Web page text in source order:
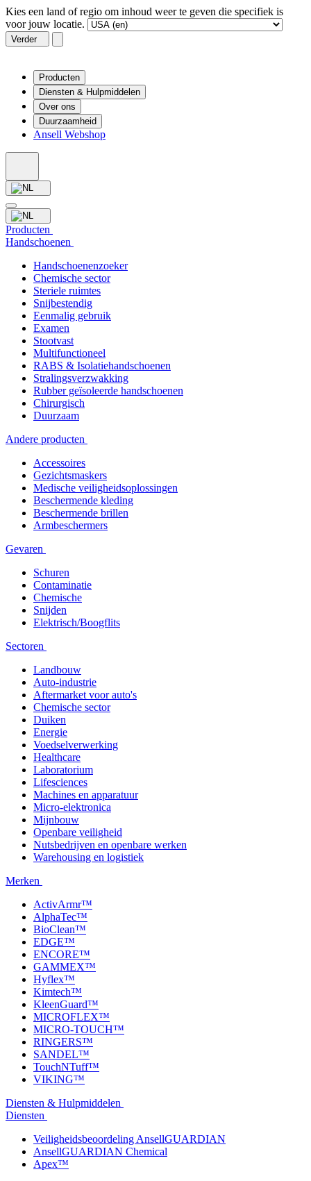
Kies een land of regio om inhoud weer te geven die specifiek is
voor jouw locatie.
Verder
Producten
Diensten & Hulpmiddelen
Over ons
Duurzaamheid
Ansell Webshop
Producten
Handschoenen
Handschoenenzoeker
Chemische sector
Steriele ruimtes
Snijbestendig
Eenmalig gebruik
Examen
Stootvast
Multifunctioneel
RABS & Isolatiehandschoenen
Stralingsverzwakking
Rubber geïsoleerde handschoenen
Chirurgisch
Duurzaam
Andere producten
Accessoires
Gezichtsmaskers
Medische veiligheidsoplossingen
Beschermende kleding
Beschermende brillen
Armbeschermers
Gevaren
Schuren
Contaminatie
Chemische
Snijden
Elektrisch/Boogflits
Sectoren
Landbouw
Auto-industrie
Aftermarket voor auto's
Chemische sector
Duiken
Energie
Voedselverwerking
Healthcare
Laboratorium
Lifesciences
Machines en apparatuur
Micro-elektronica
Mijnbouw
Openbare veiligheid
Nutsbedrijven en openbare werken
Warehousing en logistiek
Merken
ActivArmr™
AlphaTec™
BioClean™
EDGE™
ENCORE™
GAMMEX™
Hyflex™
Kimtech™
KleenGuard™
MICROFLEX™
MICRO-TOUCH™
RINGERS™
SANDEL™
TouchNTuff™
VIKING™
Diensten & Hulpmiddelen
Diensten
Veiligheidsbeoordeling AnsellGUARDIAN
AnsellGUARDIAN Chemical
Apex™